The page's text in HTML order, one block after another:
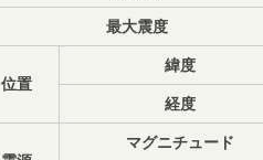
最大震度
位置
緯度
経度
マグニチュード